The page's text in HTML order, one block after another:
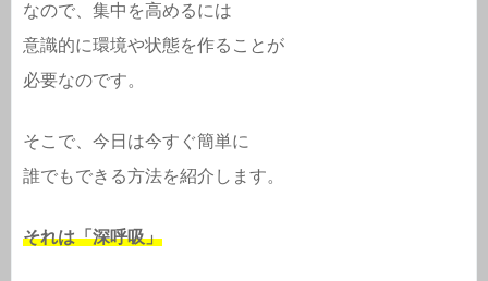
なので、集中を高めるには
意識的に環境や状態を作ることが
必要なのです。
そこで、今日は今すぐ簡単に
誰でもできる方法を紹介します。
それは「深呼吸」